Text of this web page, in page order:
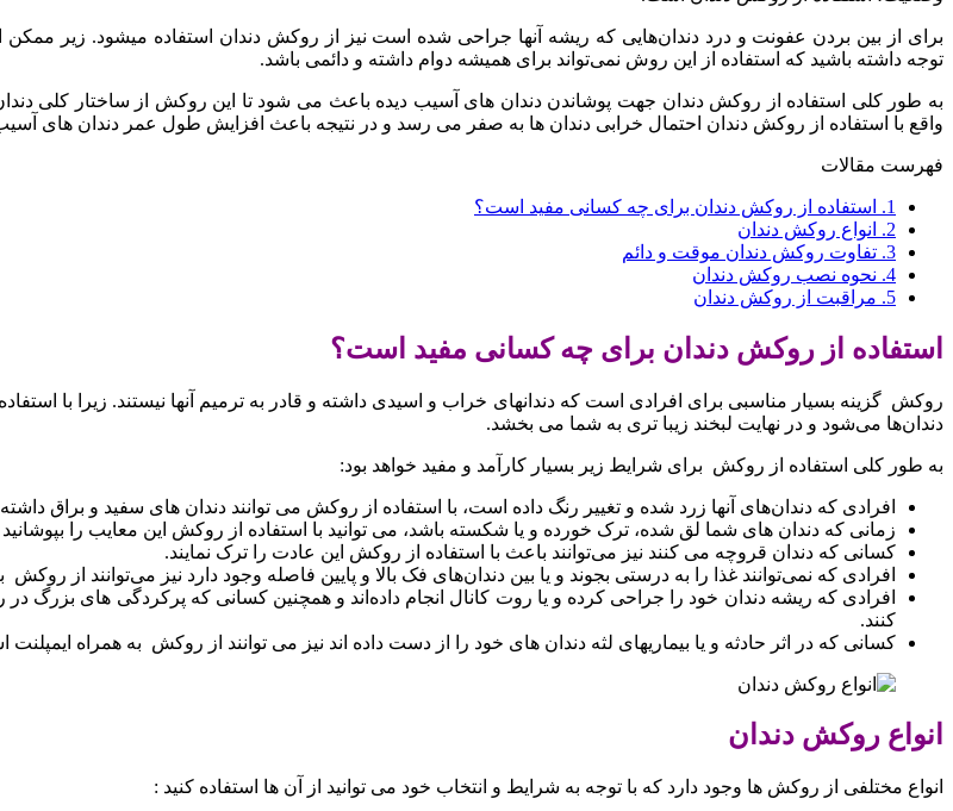
برای از بین بردن عفونت و درد دندان‌هایی که ریشه آنها جراحی شده است نیز از روکش دندان استفاده میشود. زیر ممکن
توجه داشته باشید که استفاده از این روش نمی‌تواند برای همیشه دوام داشته و دائمی باشد.
به طور کلی استفاده از روکش دندان جهت پوشاندن دندان های آسیب دیده باعث می شود تا این روکش از ساختار کلی
واقع با استفاده از روکش دندان احتمال خرابی دندان ها به صفر می رسد و در نتیجه باعث افزایش طول عمر دندان های
فهرست مقالات
1.
استفاده از روکش دندان برای چه کسانی مفید است؟
2.
انواع روکش دندان
3. تفاوت روکش دندان موقت و دائم
4. نحوه نصب روکش دندان
5. مراقبت از روکش دندان
استفاده از روکش دندان برای چه کسانی مفید است؟
روکش گزینه بسیار مناسبی برای افرادی است که دندانهای خراب و اسیدی داشته و قادر به ترمیم آنها نیستند. زیرا با
دندان‌ها می‌شود و در نهایت لبخند زیبا تری به شما می بخشد.
به طور کلی استفاده از روکش برای شرایط زیر بسیار کارآمد و مفید خواهد بود:
افرادی که دندان‌های آنها زرد شده و تغییر رنگ داده است، با استفاده از روکش می توانند دندان های سفید و براق داشته
زمانی که دندان های شما لق شده، ترک خورده و یا شکسته باشد، می توانید با استفاده از روکش این معایب را بپوشانید
کسانی که دندان قروچه می کنند نیز می‌توانند باعث با استفاده از روکش این عادت را ترک نمایند.
افرادی که نمی‌توانند غذا را به درستی بجوند و یا بین دندان‌های فک بالا و پایین فاصله وجود دارد نیز می‌توانند از
افرادی که ریشه دندان خود را جراحی کرده و یا روت کانال انجام داده‌اند و همچنین کسانی که پرکردگی های بزرگ
کنند.
کسانی که در اثر حادثه و یا بیماریهای لثه دندان های خود را از دست داده اند نیز می توانند از روکش به همراه
انواع روکش دندان
انواع مختلفی از روکش ها وجود دارد که با توجه به شرایط و انتخاب خود می توانید از آن ها استفاده کنید :